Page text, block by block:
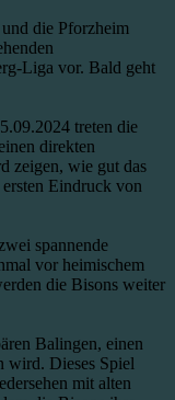
die Pforzheim
Liga vor. Bald geht
treten die
direkten
zeigen, wie gut das
Eindruck von
spannende
vor heimischem
die Bisons weiter
Balingen, einen
wird. Dieses Spiel
mit alten